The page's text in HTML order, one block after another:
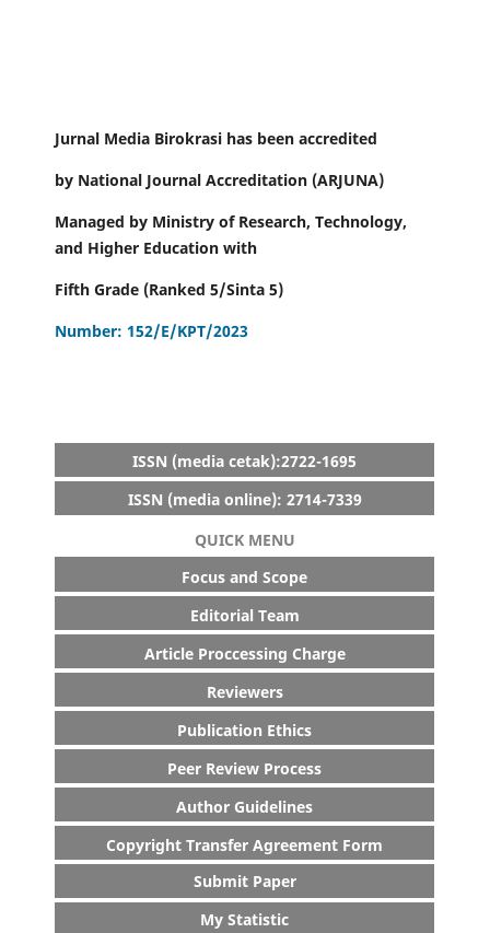
Jurnal Media Birokrasi has been accredited
by National Journal Accreditation (ARJUNA)
Managed by Ministry of Research, Technology,
and Higher Education with
Fifth Grade (Ranked 5/Sinta 5)
Number: 152/E/KPT/2023
ISSN (media cetak):2722-1695
ISSN (media online): 2714-7339
QUICK MENU
Focus and Scope
Editorial Team
Article Proccessing Charge
Reviewers
Publication Ethics
Peer Review Process
Author Guidelines
Copyright Transfer Agreement Form
Submit Paper
My Statistic